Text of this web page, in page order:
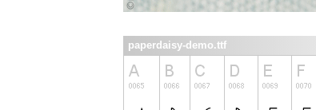
paperdaisy-demo.ttf